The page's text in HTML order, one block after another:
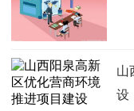
山
设